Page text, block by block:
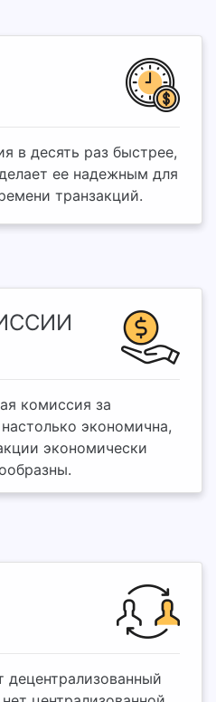
в десять раз быстрее,
ее надежным для
транзакций.
комиссия за
экономична,
экономически
децентрализованный